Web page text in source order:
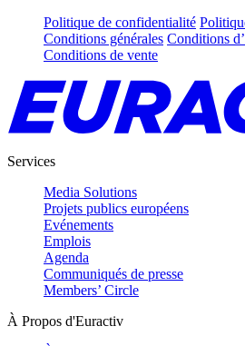
Politique de confidentialité
Conditions générales Conditions
Conditions de vente
Services
Media Solutions
Projets publics européens
Evénements
Emplois
Agenda
Communiqués de presse
Members’ Circle
À Propos d'Euractiv